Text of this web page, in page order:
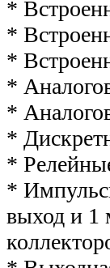
*
*
*
*
*
*
*
*
выход и 1